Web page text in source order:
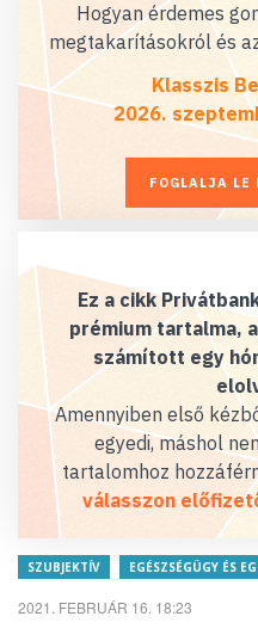
Hogyan érdemes
megtakarításokról és
Klasszis
2026.
FOGLALJA LE
Ez a cikk
prémium tartalma,
számított egy
Amennyiben első
egyedi, máshol
tartalomhoz
válasszon
SZUBJEKTÍV EGÉSZSÉGÜGY ÉS
2021. FEBRUÁR 16. 18:23